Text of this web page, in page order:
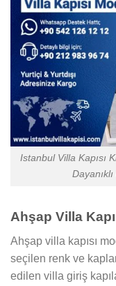
Istanbul Villa Kapısı
Ahşap Villa
Ahşap villa kapısı
seçilen renk ve
edilen villa giriş